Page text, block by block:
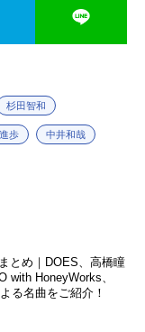
杉田智和
歩 中井和哉
とめ｜DOES、高橋瞳
with HoneyWorks、
る名曲をご紹介！